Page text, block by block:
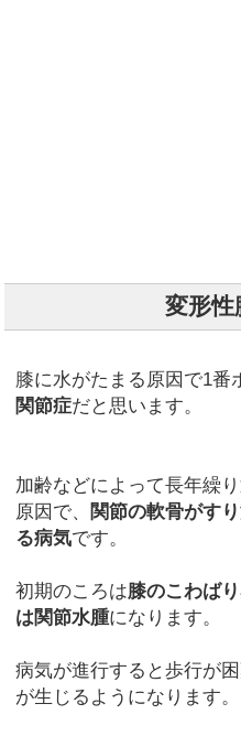
変形性
膝に水がたまる原因で1番
関節症だと思います。
加齢などによって長年繰
原因で、 関節の軟骨がす
る病気です。
初期のころは膝のこわば
は関節水腫になります。
病気が進行すると歩行が
が生じるようになります。